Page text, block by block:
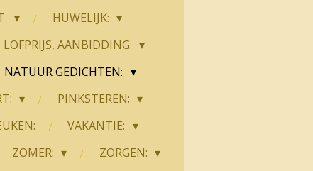
HUWELIJK:
LOFPRIJS, AANBIDDING:
NATUUR GEDICHTEN:
PINKSTEREN:
VAKANTIE:
ZOMER: ZORGEN: